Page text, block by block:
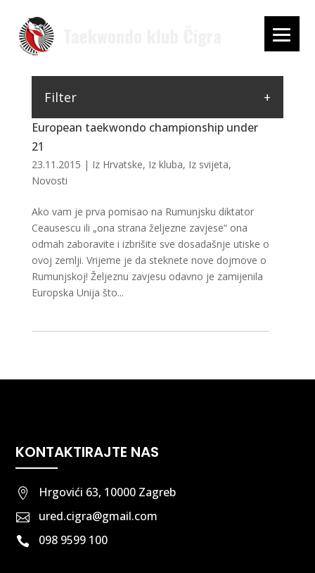
European taekwondo championship under
21
23.11.2015 | Iz Hrvatske, Iz kluba, Iz svijeta,
Novosti
Ako vam je prva pomisao na Rumunjsku diktator
Ceausescu ili „ona strana željezne zavjese“ ona
odmah zaboravite i izbrišite sve dosadašnje utiske o
ovoj zemlji. Vrijeme je da steknete nove dojmove o
Rumunjskoj! Željeznu zavjesu odavno je zamijenila
Europska Unija što...
Filter
KONTAKTIRAJTE NAS
 Hrgovići 63, 10000 Zagreb
 ured.cigra@gmail.com
 098 9599 100